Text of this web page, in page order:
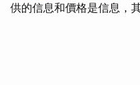
供的信息和價格是信息，